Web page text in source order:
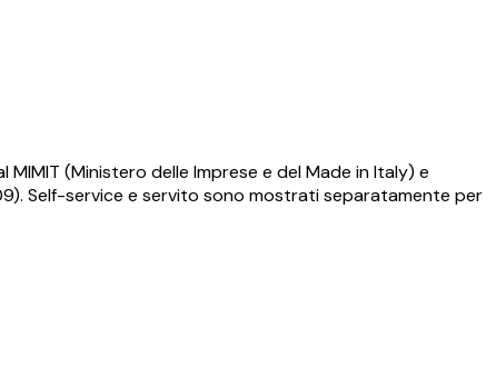
MIMIT (Ministero delle Imprese e del Made in Italy) e
Self-service e servito sono mostrati separatamente per